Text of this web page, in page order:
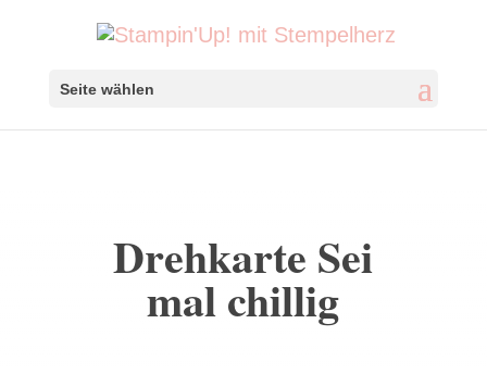
Seite wählen
Drehkarte Sei
mal chillig